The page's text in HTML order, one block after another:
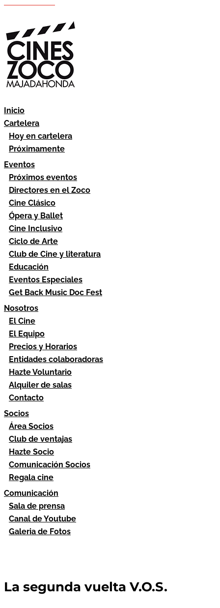
Inicio
Cartelera
Hoy en cartelera
Próximamente
Eventos
Próximos eventos
Directores en el Zoco
Cine Clásico
Ópera y Ballet
Cine Inclusivo
Ciclo de Arte
Club de Cine y literatura
Educación
Eventos Especiales
Get Back Music Doc Fest
Nosotros
El Cine
El Equipo
Precios y Horarios
Entidades colaboradoras
Hazte Voluntario
Alquiler de salas
Contacto
Socios
Área Socios
Club de ventajas
Hazte Socio
Comunicación Socios
Regala cine
Comunicación
Sala de prensa
Canal de Youtube
Galeria de Fotos
La segunda vuelta V.O.S.